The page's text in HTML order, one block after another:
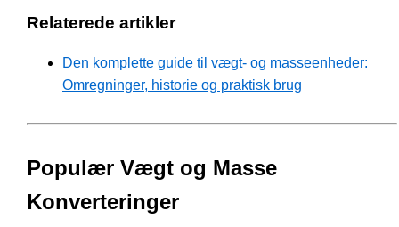
Relaterede artikler
Den komplette guide til vægt- og masseenheder:
Omregninger, historie og praktisk brug
Populær Vægt og Masse
Konverteringer